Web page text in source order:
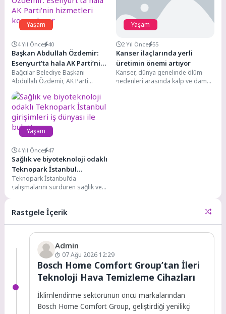
Yaşam
4 Yıl Önce 40
Başkan Abdullah Özdemir:
Esenyurt’ta hala AK Parti’nin
hizmetleri konuşuluyor
Bağcılar Belediye Başkanı
Abdullah Özdemir, AK Parti
İstanbul İl Başkanlığının “Yüz Yüze
100 Gün’’ projesi...
Yaşam
2 Yıl Önce 55
Kanser ilaçlarında yerli
üretimin önemi artıyor
Kanser, dünya genelinde ölüm
nedenleri arasında kalp ve damar
Yaşam
4 Yıl Önce 47
Sağlık ve biyoteknoloji odaklı
Teknopark İstanbul
girişimleri iş dünyası ile
buluştu
Teknopark İstanbul’da
çalışmalarını sürdüren sağlık ve
Rastgele İçerik
Admin
07 Ağu 2026 12:29
Bosch Home Comfort Group’tan İleri
Teknoloji Hava Temizleme Cihazları
İklimlendirme sektörünün öncü markalarından
Bosch Home Comfort Group, geliştirdiği yenilikçi